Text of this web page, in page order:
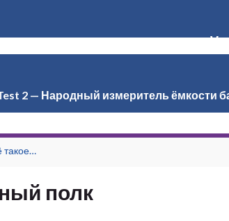
Алексей
2 — Народный измеритель ёмкости
такое…
полк